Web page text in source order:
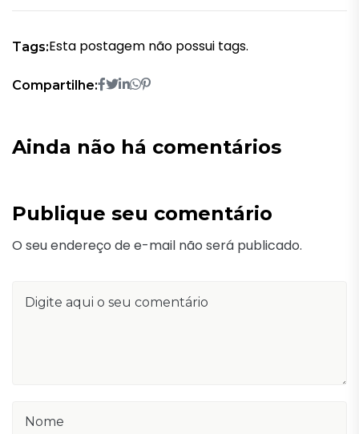
Tags:Esta postagem não possui tags.
Compartilhe:
Ainda não há comentários
Publique seu comentário
O seu endereço de e-mail não será publicado.